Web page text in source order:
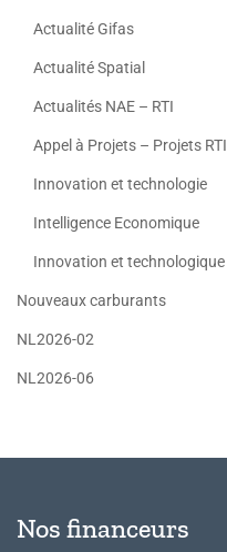
Actualité Gifas
Actualité Spatial
Actualités NAE – RTI
Appel à Projets – Projets RTI
Innovation et technologie
Intelligence Economique
Innovation et technologique
Nouveaux carburants
NL2026-02
NL2026-06
Nos financeurs